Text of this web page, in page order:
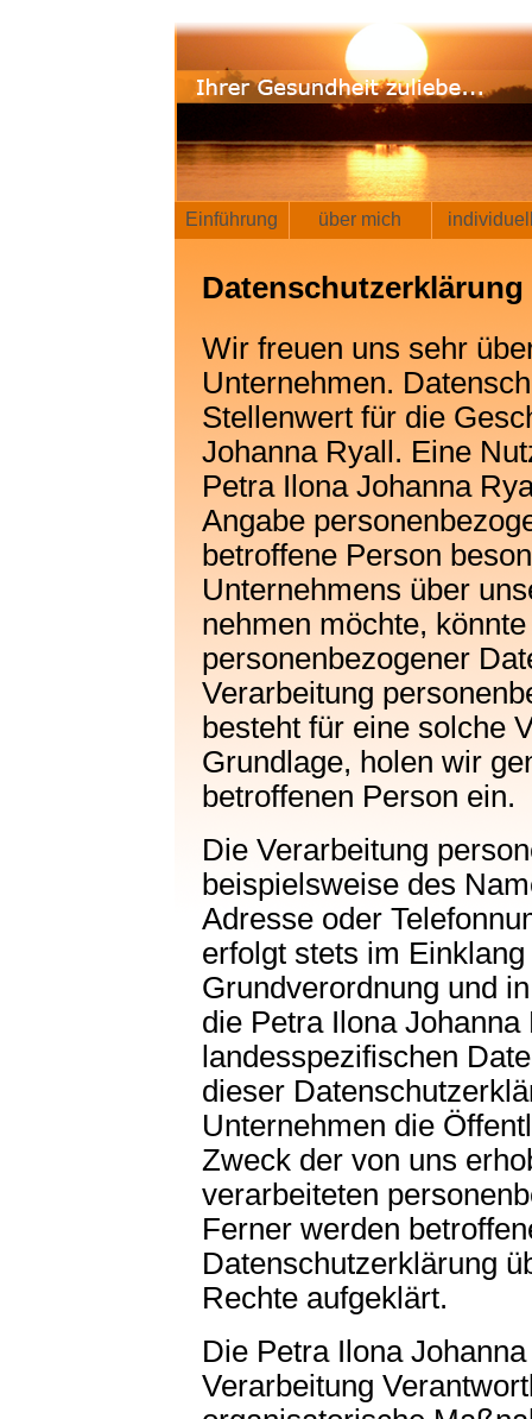
Einführung über mich
Datenschutzerklärung
Wir freuen uns sehr
Unternehmen.
Stellenwert für die
Johanna Ryall. Eine
Petra Ilona Johanna
Angabe
betroffene Person
Unternehmens über
nehmen möchte,
personenbezogener
Verarbeitung
besteht für eine solche
Grundlage, holen wir
betroffenen Person ein.
Die Verarbeitung
beispielsweise des
Adresse oder
erfolgt stets im
Grundverordnung und
die Petra Ilona
landesspezifischen
dieser
Unternehmen die
Zweck der von uns
verarbeiteten
Ferner werden
Datenschutzerklärung
Rechte aufgeklärt.
Die Petra Ilona
Verarbeitung